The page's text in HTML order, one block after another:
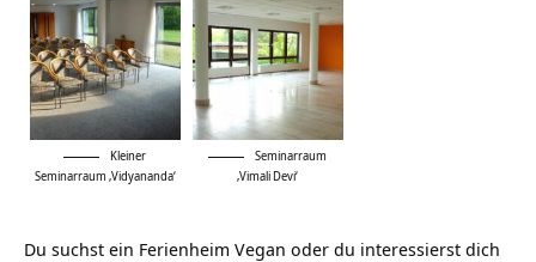
Kleiner
Seminarraum ‚Vidyananda‘
Seminarraum
‚Vimali Devi‘
Du suchst ein Ferienheim Vegan oder du interessierst dich